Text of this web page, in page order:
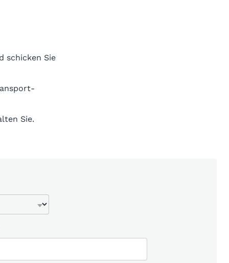
schicken Sie
Sie.